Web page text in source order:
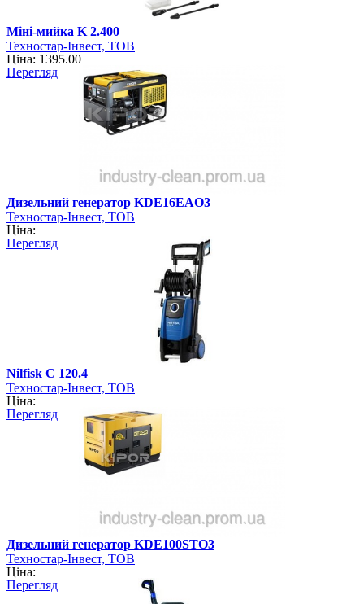
Міні-мийка K 2.400
Техностар-Інвест, ТОВ
Ціна: 1395.00
Перегляд
Дизельний генератор KDE16ЕAO3
Техностар-Інвест, ТОВ
Ціна:
Перегляд
Nilfisk C 120.4
Техностар-Інвест, ТОВ
Ціна:
Перегляд
Дизельний генератор KDE100STО3
Техностар-Інвест, ТОВ
Ціна:
Перегляд